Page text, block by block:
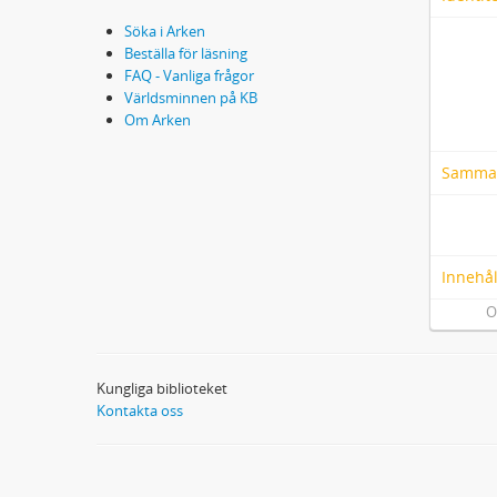
Söka i Arken
Beställa för läsning
FAQ - Vanliga frågor
Världsminnen på KB
Om Arken
Kungliga biblioteket
Kontakta oss